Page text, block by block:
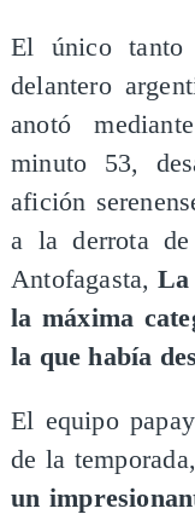
El único tanto
delantero
anotó
minuto 53,
afición
a la derrota
Antofagasta, La
la máxima
la que había
El equipo
de la
un